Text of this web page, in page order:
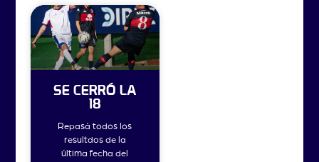
SE CERRÓ LA
18
Repasá todos los
resultdos de la
última fecha del